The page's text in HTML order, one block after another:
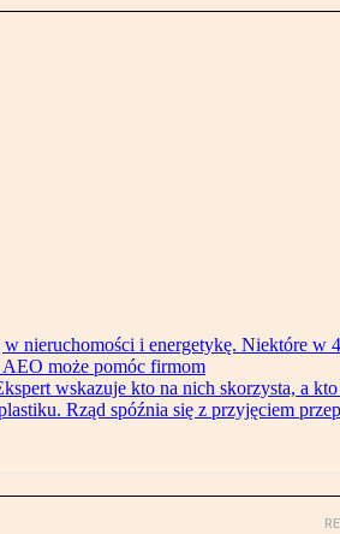
nieruchomości i energetykę. Niektóre w
AEO może pomóc firmom
wskazuje kto na nich skorzysta, a kto
Rząd spóźnia się z przyjęciem